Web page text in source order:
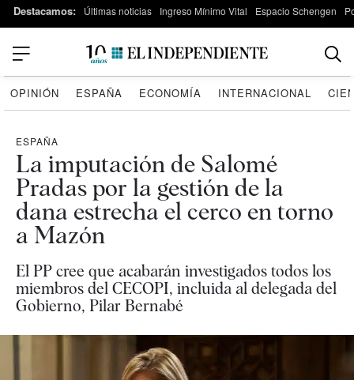
Destacamos: Últimas noticias Ingreso Mínimo Vital Espacio Schengen
OPINIÓN ESPAÑA ECONOMÍA INTERNACIONAL
ESPAÑA
La imputación de Salomé
Pradas por la gestión de la
dana estrecha el cerco en torno
a Mazón
El PP cree que acabarán investigados todos los
miembros del CECOPI, incluida al delegada del
Gobierno, Pilar Bernabé